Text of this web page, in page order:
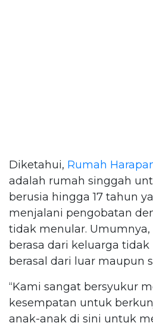
Diketahui, Rumah
adalah rumah singgah
berusia hingga 17 tahun
menjalani pengobatan
tidak menular. Umumnya,
berasa dari keluarga
berasal dari luar maupun
“Kami sangat bersyukur
kesempatan untuk
anak-anak di sini untuk